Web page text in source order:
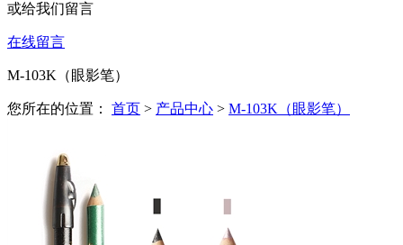
或给我们留言
在线留言
M-103K（眼影笔）
您所在的位置： 首页 > 产品中心 > M-103K（眼影笔）